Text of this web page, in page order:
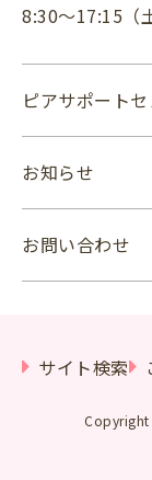
8:30～17:15（
ピアサポート
お知らせ
お問い合わせ
Copyright
サイト検索